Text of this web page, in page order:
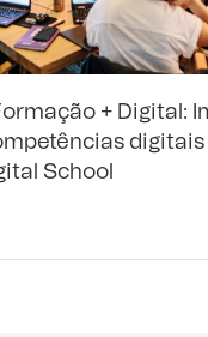
+ Digital:
digitais
School